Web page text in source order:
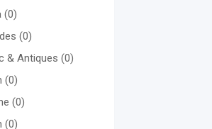
(0)
(0)
& Antiques (0)
(0)
(0)
(0)